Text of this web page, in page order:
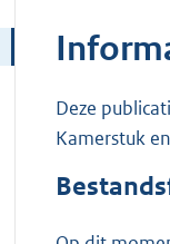
Deze
Kamerstuk